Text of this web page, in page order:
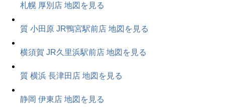
札幌 厚別店 地図を見る
質 小田原 JR鴨宮駅前店 地図を見る
横須賀 JR久里浜駅前店 地図を見る
質 横浜 長津田店 地図を見る
静岡 伊東店 地図を見る